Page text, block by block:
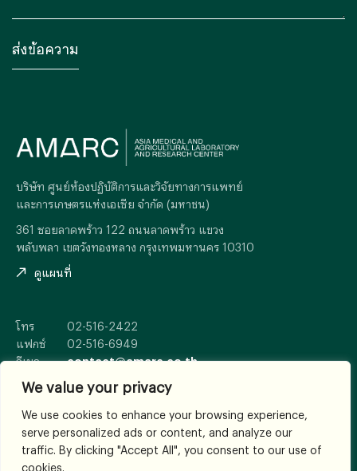
We value your privacy
We use cookies to enhance your browsing experience,
serve personalized ads or content, and analyze our
traffic. By clicking "Accept All", you consent to our use of
cookies.
บริษัท ศูนย์ห้องปฏิบัติการและวิจัยทางการแพทย์
และการเกษตรแห่งเอเซีย จำกัด (มหาชน)
361 ซอยลาดพร้าว 122 ถนนลาดพร้าว แขวง
พลับพลา เขตวังทองหลาง กรุงเทพมหานคร 10310
ดูแผนที่
โทร
02-516-2422
แฟกซ์
02-516-6949
อีเมล
contact@amarc.co.th
© 2026
All Rights Reserved.
เงื่อนไขและข้อตกลง